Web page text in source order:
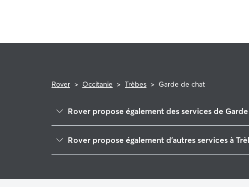
Rover > Occitanie > Trèbes > Garde de chat
Rover propose également des services de
Carcassonne
Villemoustaussou
Rover propose également d'autres services à